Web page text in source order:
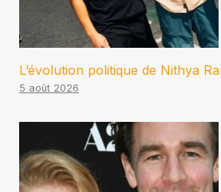
L’évolution politique de Nithya
5 août 2026